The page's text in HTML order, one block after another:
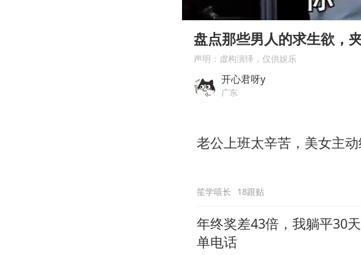
“新疆阿勒泰
女儿为争财产
Play
盘点那些男人的求生欲，
声明：虚构演绎，仅供娱乐
开心君呀y
广东
老公上班太辛苦，美女主
笙学嘻长 18跟贴
年终奖差43倍，我躺平30
单电话